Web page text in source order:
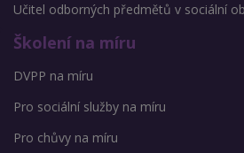
Učitel odborných předmětů v sociální
Školení na míru
DVPP na míru
Pro sociální služby na míru
Pro chůvy na míru